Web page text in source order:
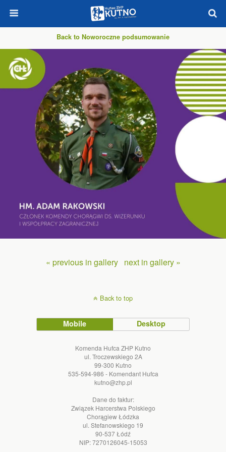
Back to Noworoczne podsumowanie
« previous in gallery next in gallery »
Back to top
Mobile Desktop
Komenda Hufca ZHP Kutno
ul. Troczewskiego 2A
99-300 Kutno
535-594-986 - Komendant Hufca
kutno@zhp.pl
Dane do faktur:
Związek Harcerstwa Polskiego
Chorągiew Łódzka
ul. Stefanowskiego 19
90-537 Łódź
NIP: 7270126045-15053